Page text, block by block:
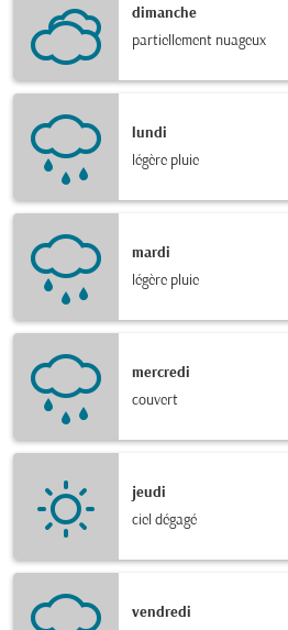
dimanche
partiellement nuageux
lundi
légère pluie
mardi
légère pluie
mercredi
couvert
jeudi
ciel dégagé
vendredi